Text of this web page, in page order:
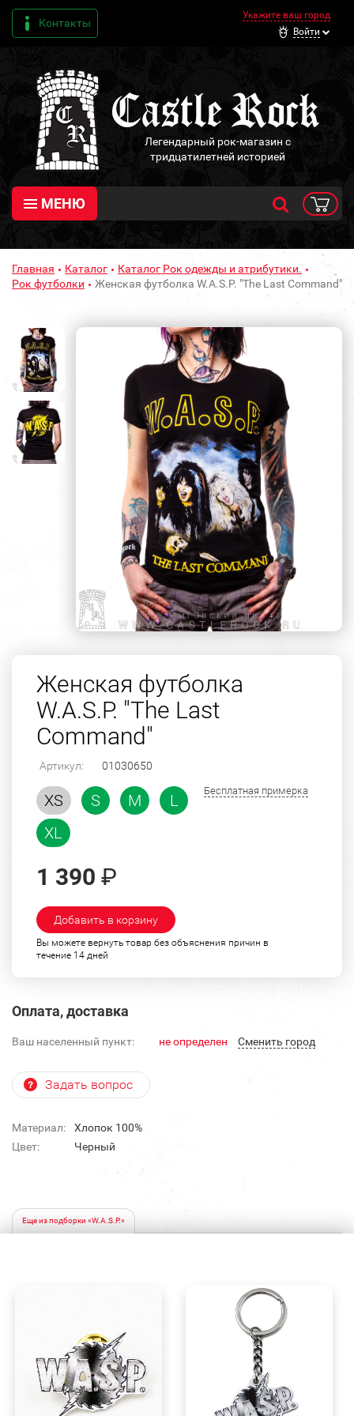
Контакты
Укажите ваш город
Войти
Легендарный рок-магазин с
тридцатилетней историей
МЕНЮ
Главная Каталог
Каталог Рок одежды и атрибутики.
Рок футболки
Женская футболка W.A.S.P. "The Last Command"
Женская футболка
W.A.S.P. "The Last
Command"
Артикул: 01030650
XS S M
L
XL
Бесплатная примерка
1 390 ₽
Добавить в корзину
Вы можете вернуть товар без объяснения причин в
течение 14 дней
Оплата, доставка
Ваш населенный пункт: не определен Cменить город
Задать вопрос
Материал:
Хлопок 100%
Цвет:
Черный
Еще из подборки «W.A.S.P.»